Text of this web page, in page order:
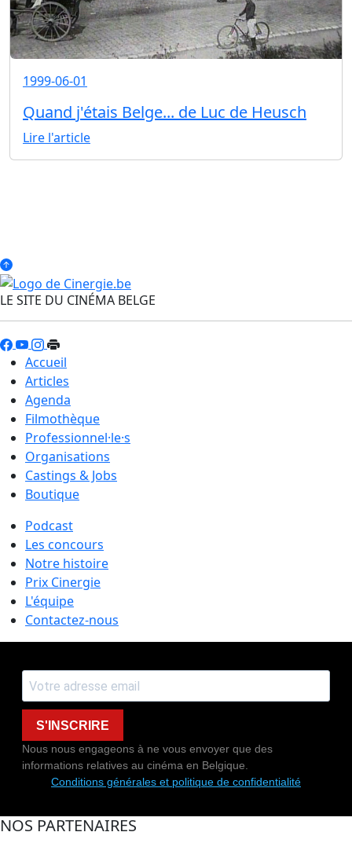
1999-06-01
Quand j'étais Belge... de Luc de Heusch
Lire l'article
LE SITE DU CINÉMA BELGE
Accueil
Articles
Agenda
Filmothèque
Professionnel·le·s
Organisations
Castings & Jobs
Boutique
Podcast
Les concours
Notre histoire
Prix Cinergie
L'équipe
Contactez-nous
S'INSCRIRE
Nous nous engageons à ne vous envoyer que des
informations relatives au cinéma en Belgique.
Conditions générales et politique de confidentialité
NOS PARTENAIRES